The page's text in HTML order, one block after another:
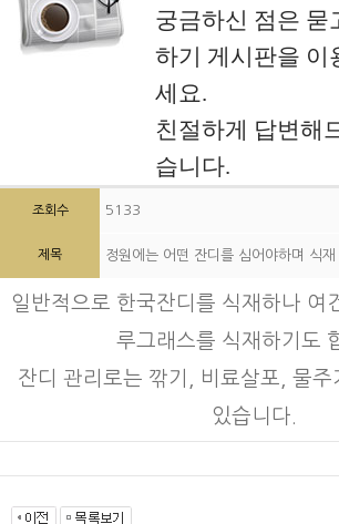
궁금하신 점은 묻
하기 게시판을 이
세요.
친절하게 답변해
습니다.
조회수 5133
제목 정원에는 어떤 잔디를 심어야하며 식
일반적으로 한국잔디를 식재하나 여
루그래스를 식재하기도
잔디 관리로는 깎기, 비료살포, 물
있습니다.